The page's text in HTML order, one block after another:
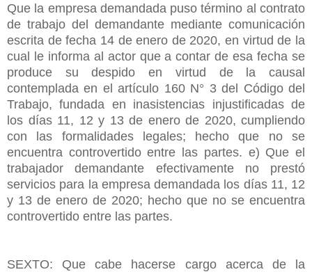
Que la empresa demandada puso término al contrato
de trabajo del demandante mediante comunicación
escrita de fecha 14 de enero de 2020, en virtud de la
cual le informa al actor que a contar de esa fecha se
produce su despido en virtud de la causal
contemplada en el artículo 160 N° 3 del Código del
Trabajo, fundada en inasistencias injustificadas de
los días 11, 12 y 13 de enero de 2020, cumpliendo
con las formalidades legales; hecho que no se
encuentra controvertido entre las partes. e) Que el
trabajador demandante efectivamente no prestó
servicios para la empresa demandada los días 11, 12
y 13 de enero de 2020; hecho que no se encuentra
controvertido entre las partes.
SEXTO: Que cabe hacerse cargo acerca de la